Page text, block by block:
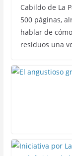
Cabildo de La
500 páginas,
hablar de
residuos una